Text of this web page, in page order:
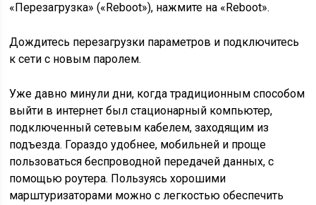
«Перезагрузка» («Reboot»), нажмите на «Reboot».
Дождитесь перезагрузки параметров и подключитесь
к сети с новым паролем.
Уже давно минули дни, когда традиционным способом
выйти в интернет был стационарный компьютер,
подключенный сетевым кабелем, заходящим из
подъезда. Гораздо удобнее, мобильней и проще
пользоваться беспроводной передачей данных, с
помощью роутера. Пользуясь хорошими
марштуризаторами можно с легкостью обеспечить